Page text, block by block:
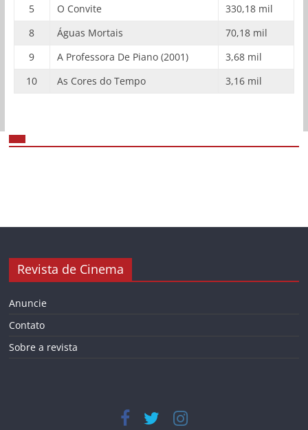
5 O Convite
330,18 mil
8
Águas Mortais
70,18 mil
9
A Professora De Piano (2001)
3,68 mil
10
As Cores do Tempo 3,16 mil
Revista de Cinema
Anuncie
Contato
Sobre a revista